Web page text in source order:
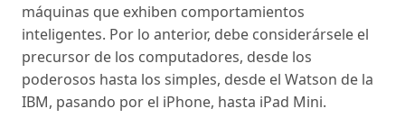
máquinas que exhiben comportamientos
inteligentes. Por lo anterior, debe considerársele el
precursor de los computadores, desde los
poderosos hasta los simples, desde el Watson de la
IBM, pasando por el iPhone, hasta iPad Mini.